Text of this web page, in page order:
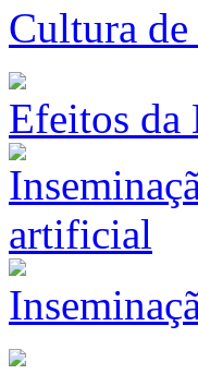
Cultura
Efeitos da